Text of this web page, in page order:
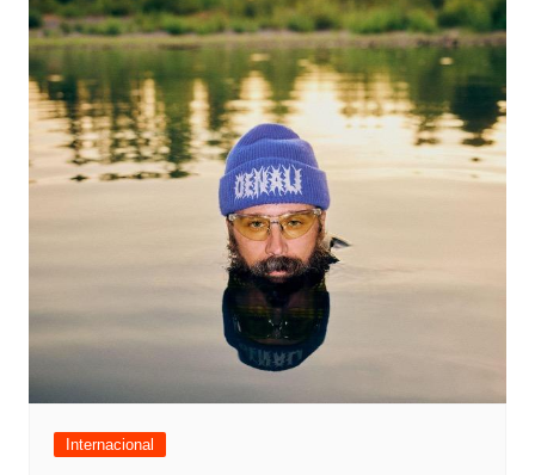
Internacional